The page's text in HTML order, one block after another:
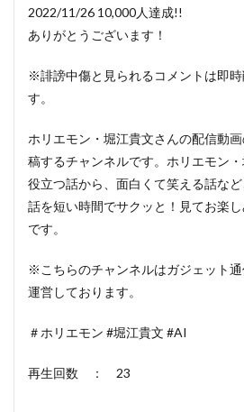
2022/11/26 10,000人達成!!
ありがとうございます！
※誹謗中傷と見られるコメントは即
す。
ホリエモン・堀江貴文さんの配信動
稿するチャンネルです。ホリエモン
役立つ話から、面白くて笑える話な
話を短い時間でサクッと！見てお楽
です。
※こちらのチャンネルはガジェット
運営しております。
＃ホリエモン #堀江貴文 #AI
再生回数 ： 23